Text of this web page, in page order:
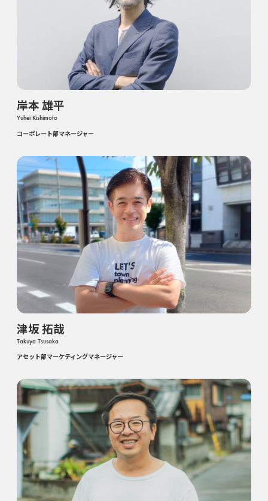
岸本 雄平
Yuhei Kishimoto
コーポレート部マネージャー
津坂 拓哉
Takuya Tsusaka
アセット部マーケティングマネージャー